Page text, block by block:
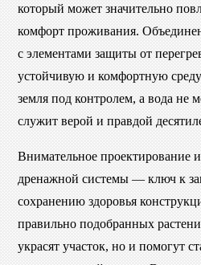
который может значительно
комфорт проживания.
с элементами защиты от
устойчивую и комфортную
земля под контролем, а вода не
служит верой и правдой
Внимательное проектирование
дренажной системы — ключ к
сохранению здоровья
правильно подобранных
украсят участок, но и помогут